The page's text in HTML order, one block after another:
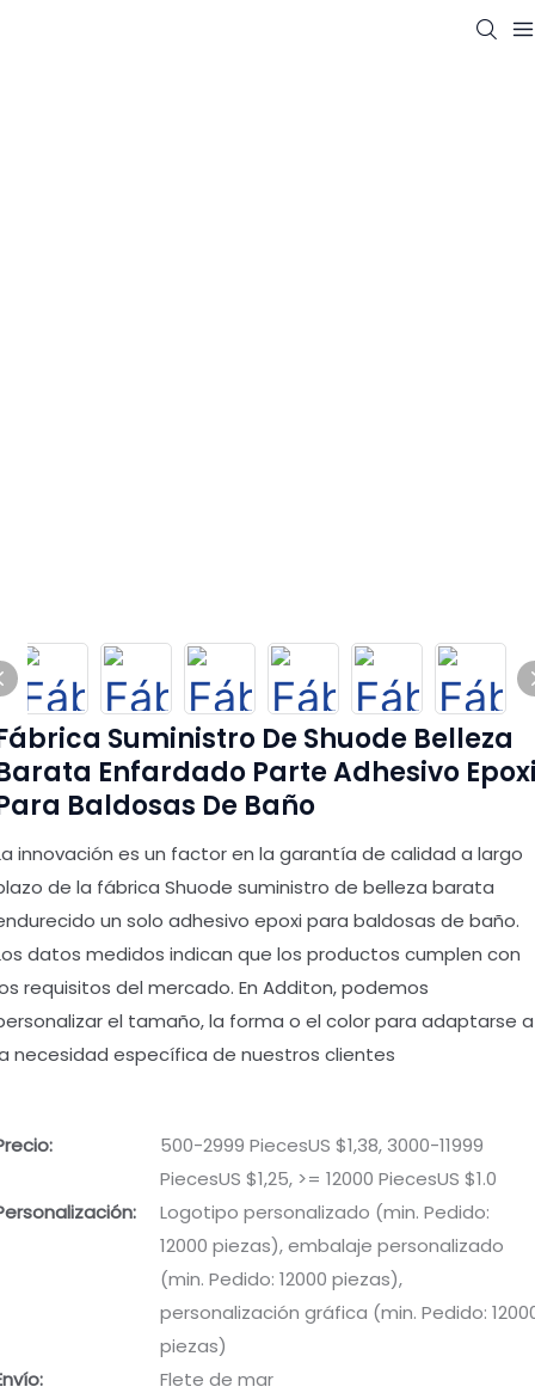
Suministro De Shuode Belleza
Enfardado Parte Adhesivo
Baldosas De Baño
innovación es un factor en la garantía de calidad a largo
de la fábrica Shuode suministro de belleza barata
un solo adhesivo epoxi para baldosas de baño.
datos medidos indican que los productos cumplen con
requisitos del mercado. En Additon, podemos
el tamaño, la forma o el color para adaptarse a
necesidad específica de nuestros clientes
500-2999 PiecesUS $1,38, 3000-11999
PiecesUS $1,25, >= 12000 PiecesUS $1.0
Logotipo personalizado (min. Pedido:
12000 piezas), embalaje personalizado
(min. Pedido: 12000 piezas),
personalización gráfica (min. Pedido:
piezas)
Flete de mar